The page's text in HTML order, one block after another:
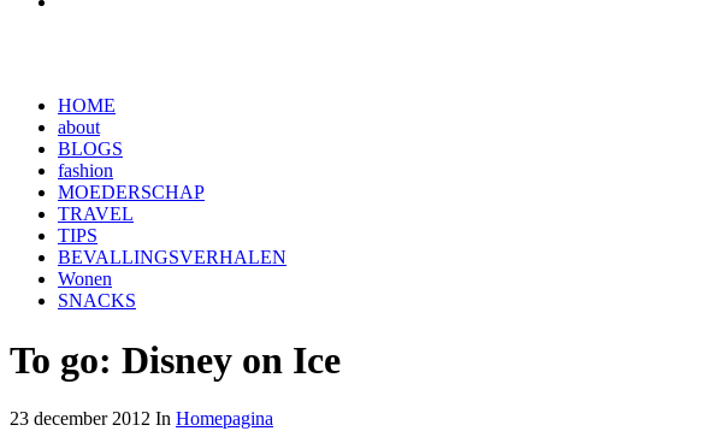
HOME
about
BLOGS
fashion
MOEDERSCHAP
TRAVEL
TIPS
BEVALLINGSVERHALEN
Wonen
SNACKS
To go: Disney on Ice
23 december 2012 In Homepagina